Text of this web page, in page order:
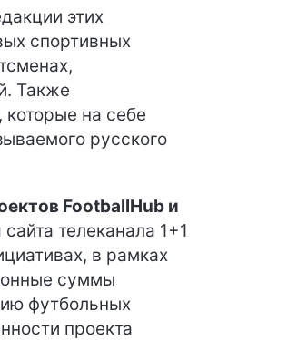
этих
спортивных
Также
на себе
русского
FootballHub и
телеканала 1+1
в рамках
суммы
футбольных
проекта